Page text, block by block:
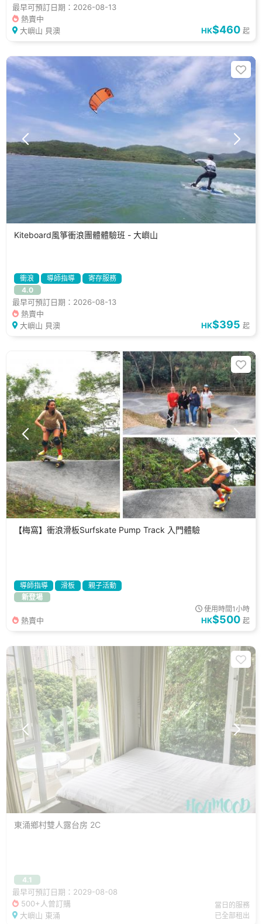
最早可預訂日期：2026-08-13
熱賣中
大嶼山 貝澳
HK$460 起
Kiteboard風箏衝浪團體體驗班 - 大嶼山
衝浪 導師指導
寄存服務
4.0
最早可預訂日期：2026-08-13
熱賣中
大嶼山 貝澳
HK$395 起
【梅窩】衝浪滑板Surfskate Pump Track 入門體驗
導師指導 滑板
親子活動
新登場
熱賣中
使用時間1小時
HK$500 起
東涌鄉村雙人露台房 2C
4.1
最早可預訂日期：2029-08-08
500+人曾訂購
大嶼山 東涌
當日的服務
已全部租出